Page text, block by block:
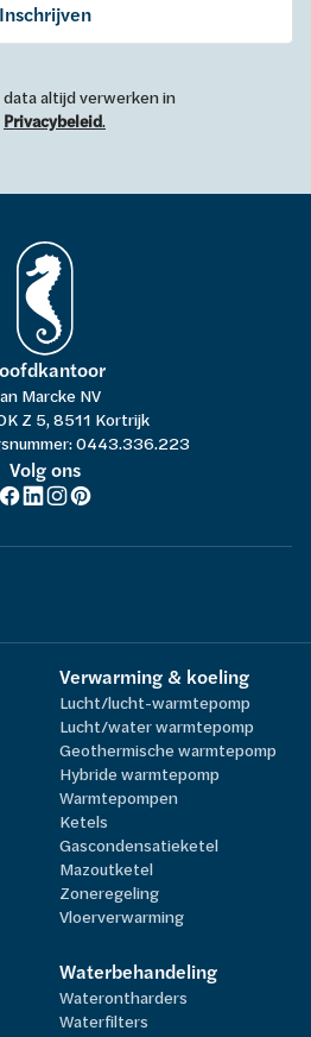
Inschrijven
altijd verwerken in
Privacybeleid.
Marcke NV
Z 5, 8511 Kortrijk
0443.336.223
Volg ons
Verwarming & koeling
Lucht/lucht-warmtepomp
Lucht/water warmtepomp
Geothermische warmtepomp
Hybride warmtepomp
Warmtepompen
Ketels
Gascondensatieketel
Mazoutketel
Zoneregeling
Vloerverwarming
Waterbehandeling
Waterontharders
Waterfilters